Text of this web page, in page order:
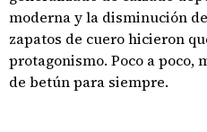
moderna y la disminución
zapatos de cuero hicieron
protagonismo. Poco a poco,
de betún para siempre.